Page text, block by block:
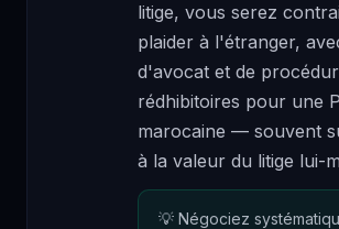
litige, vous serez
plaider à l'étranger,
d'avocat et de
rédhibitoires pour une
marocaine — souvent
à la valeur du litige lui-
Négociez